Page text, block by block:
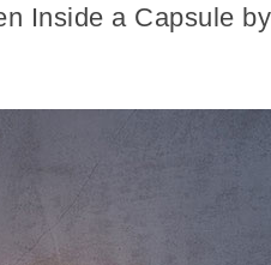
Inside a Capsule